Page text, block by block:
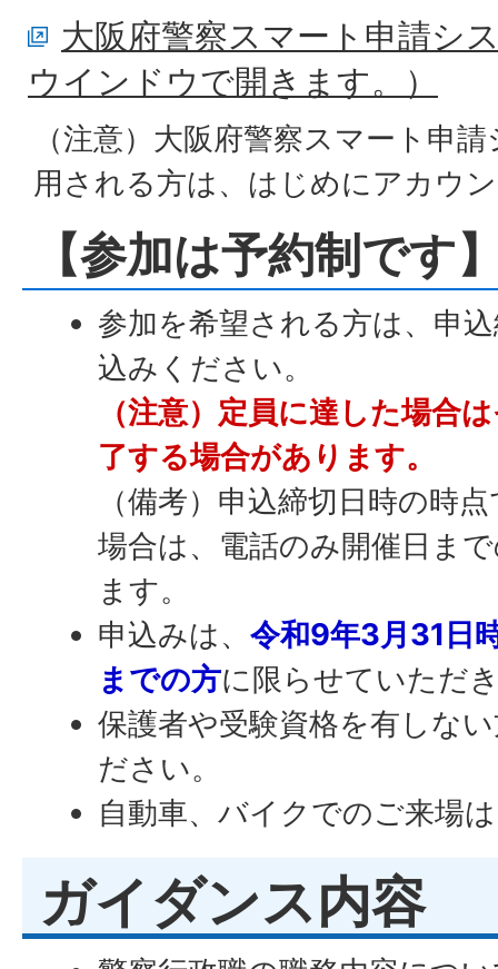
大阪府警察スマート申請シ
ウインドウで開きます。）
（注意）大阪府警察スマート申
用される方は、はじめにアカウ
【参加は予約制です
参加を希望される方は、申
込みください。
（注意）定員に達した場合
了する場合があります。
（備考）申込締切日時の時
場合は、電話のみ開催日ま
ます。
申込みは、令和9年3月31日
までの方に限らせていただ
保護者や受験資格を有しな
ださい。
自動車、バイクでのご来場
ガイダンス内容